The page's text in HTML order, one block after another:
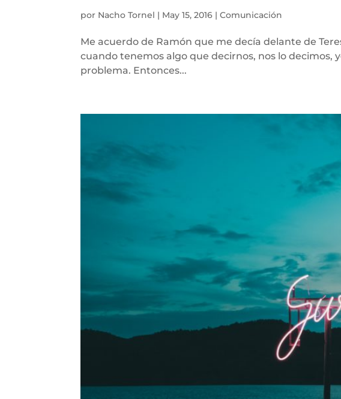
por Nacho Tornel | May 15, 2016 |Comunicación
Me acuerdo de Ramón que me decía delante de
cuando tenemos algo que decirnos, nos lo decimos,
problema. Entonces...